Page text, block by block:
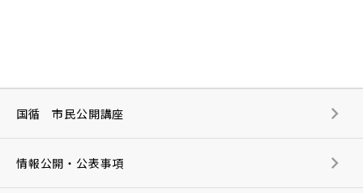
国循 市民公開講座
情報公開・公表事項